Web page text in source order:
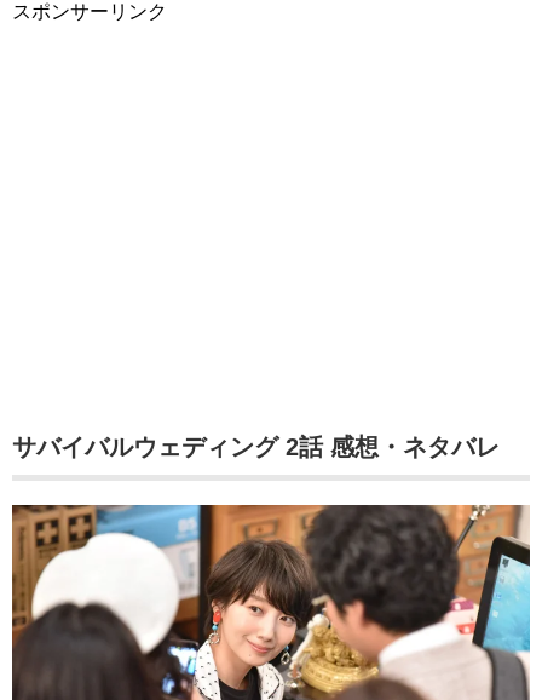
スポンサーリンク
サバイバルウェディング 2話 感想・ネタバレ